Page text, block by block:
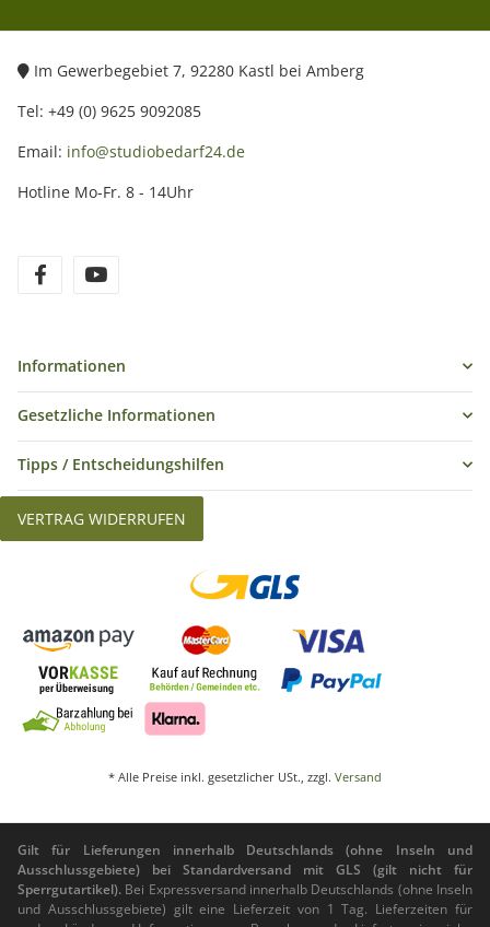
Im Gewerbegebiet 7, 92280 Kastl bei Amberg
Tel: +49 (0) 9625 9092085
Email: info@studiobedarf24.de
Hotline Mo-Fr. 8 - 14Uhr
Informationen
Gesetzliche Informationen
Tipps / Entscheidungshilfen
VERTRAG WIDERRUFEN
* Alle Preise inkl. gesetzlicher USt., zzgl. Versand
Gilt für Lieferungen innerhalb Deutschlands (ohne Inseln und
Ausschlussgebiete) bei Standardversand mit GLS (gilt nicht für
Sperrgutartikel). Bei Expressversand innerhalb Deutschlands (ohne Inseln
und Ausschlussgebiete) gilt eine Lieferzeit von 1 Tag. Lieferzeiten für